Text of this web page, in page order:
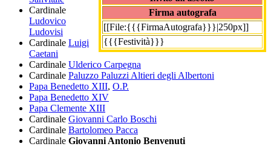
Firma autografa
[[File:{{{FirmaAutografa}}}|250px]]
{{{Festività}}}
Cardinale
Ludovico
Ludovisi
Cardinale Luigi
Caetani
Cardinale Ulderico Carpegna
Cardinale Paluzzo Paluzzi Altieri degli Albertoni
Papa Benedetto XIII, O.P.
Papa Benedetto XIV
Papa Clemente XIII
Cardinale Giovanni Carlo Boschi
Cardinale Bartolomeo Pacca
Cardinale Giovanni Antonio Benvenuti